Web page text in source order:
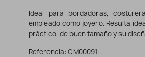
Ideal para bordadoras,
empleado como joyero. Resulta
práctico, de buen tamaño y su
Referencia: CM00091.